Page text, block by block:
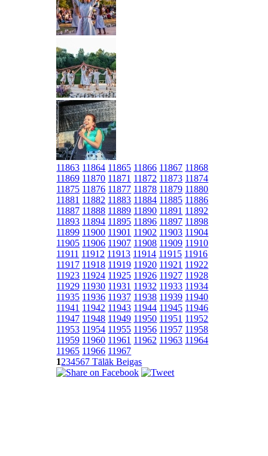
11863 11864 11865 11866 11867 11868
11869 11870 11871 11872 11873 11874
11875 11876 11877 11878 11879 11880
11881 11882 11883 11884 11885 11886
11887 11888 11889 11890 11891 11892
11893 11894 11895 11896 11897 11898
11899 11900 11901 11902 11903 11904
11905 11906 11907 11908 11909 11910
11911 11912 11913 11914 11915 11916
11917 11918 11919 11920 11921 11922
11923 11924 11925 11926 11927 11928
11929 11930 11931 11932 11933 11934
11935 11936 11937 11938 11939 11940
11941 11942 11943 11944 11945 11946
11947 11948 11949 11950 11951 11952
11953 11954 11955 11956 11957 11958
11959 11960 11961 11962 11963 11964
11965 11966 11967
1234567 TālākBeigas